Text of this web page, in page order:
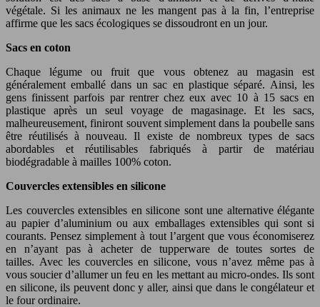
végétale. Si les animaux ne les mangent pas à la fin, l’entreprise
affirme que les sacs écologiques se dissoudront en un jour.
Sacs en coton
Chaque légume ou fruit que vous obtenez au magasin est
généralement emballé dans un sac en plastique séparé. Ainsi, les
gens finissent parfois par rentrer chez eux avec 10 à 15 sacs en
plastique après un seul voyage de magasinage. Et les sacs,
malheureusement, finiront souvent simplement dans la poubelle sans
être réutilisés à nouveau. Il existe de nombreux types de sacs
abordables et réutilisables fabriqués à partir de matériau
biodégradable à mailles 100% coton.
Couvercles extensibles en silicone
Les couvercles extensibles en silicone sont une alternative élégante
au papier d’aluminium ou aux emballages extensibles qui sont si
courants. Pensez simplement à tout l’argent que vous économiserez
en n’ayant pas à acheter de tupperware de toutes sortes de
tailles. Avec les couvercles en silicone, vous n’avez même pas à
vous soucier d’allumer un feu en les mettant au micro-ondes. Ils sont
en silicone, ils peuvent donc y aller, ainsi que dans le congélateur et
le four ordinaire.